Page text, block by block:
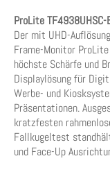
ProLite TF4938UHSC-
Der mit UHD-
Frame-Monitor
höchste Schärfe und
Displaylösung für
Werbe- und
Präsentationen.
kratzfesten
Fallkugeltest
und Face-Up